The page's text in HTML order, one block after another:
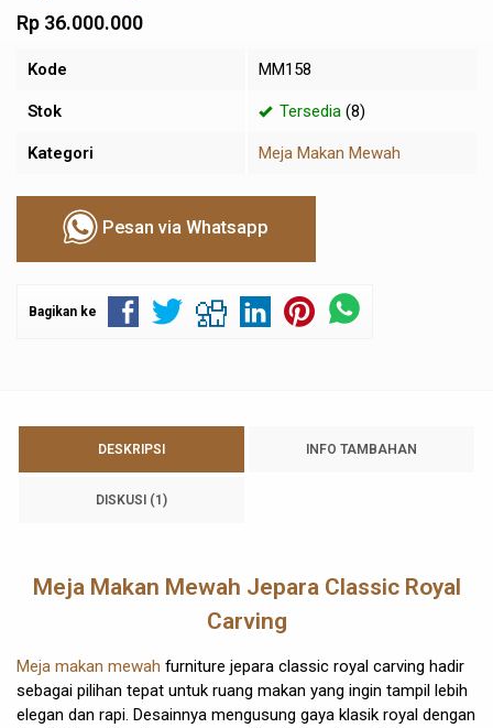
Rp 36.000.000
Kode MM158
Stok Tersedia (8)
Kategori Meja Makan Mewah
Pesan via Whatsapp
Bagikan ke
DESKRIPSI INFO TAMBAHAN
DISKUSI (1)
Meja Makan Mewah Jepara Classic Royal
Carving
Meja makan mewah furniture jepara classic royal carving hadir
sebagai pilihan tepat untuk ruang makan yang ingin tampil lebih
elegan dan rapi. Desainnya mengusung gaya klasik royal dengan